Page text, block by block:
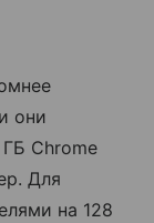
они
Chrome
Для
на 128